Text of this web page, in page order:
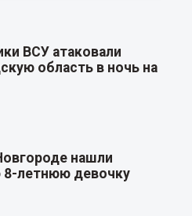
ВСУ атаковали
область в ночь на
нашли
летнюю девочку